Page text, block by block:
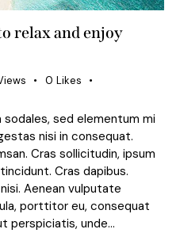
relax and enjoy
0 Likes
sodales, sed elementum mi
nisi in consequat.
Cras sollicitudin, ipsum
Cras dapibus.
Aenean vulputate
porttitor eu, consequat
perspiciatis, unde…